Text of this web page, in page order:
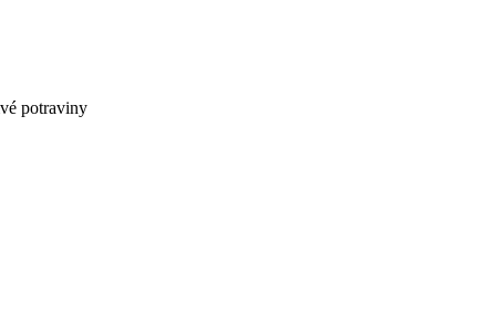
potraviny